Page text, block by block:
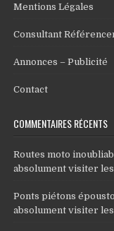
Mentions Légales
Consultant
Annonces – Publicité
Contact
COMMENTAIRES RÉCENTS
Routes moto
absolument visiter
Ponts piétons
absolument visiter